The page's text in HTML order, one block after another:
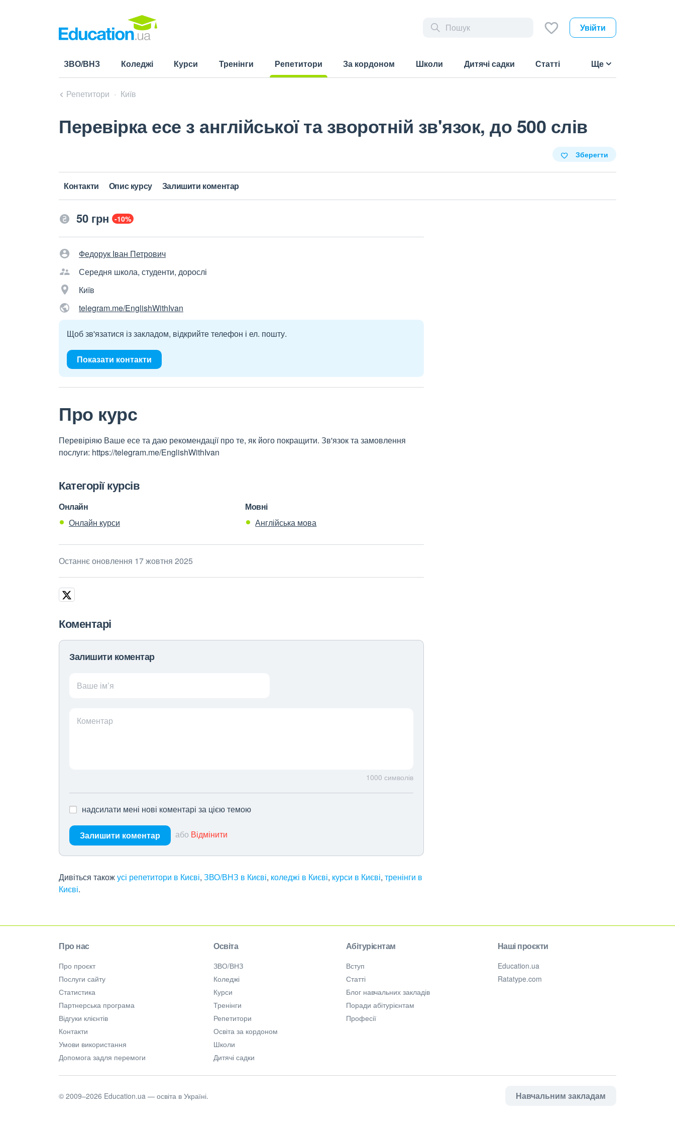
Увійти
ЗВО/ВНЗ Коледжі Курси Тренінги
Репетитори
За кордоном Школи Дитячі садки Статті Ще
Репетитори Київ
Перевірка есе з англійської та зворотній зв'язок, до 500 слів
Зберегти
Контакти Опис курсу Залишити коментар
50 грн -10%
Федорук Іван Петрович
Середня школа, студенти, дорослі
Київ
telegram.me/EnglishWithIvan
Щоб зв'язатися із закладом, відкрийте телефон і ел. пошту.
Показати контакти
Про курс
Перевіріяю Ваше есе та даю рекомендації про те, як його покращити. Зв'язок та замовлення
послуги: https://telegram.me/EnglishWithIvan
Категорії курсів
Онлайн
Онлайн курси
Мовні
Англійська мова
Останнє оновлення 17 жовтня 2025
Коментарі
Залишити коментар
Ваше ім’я
Коментар
1000 символів
надсилати мені нові коментарі за цією темою
Залишити коментар або Відмінити
Дивіться такожусі репетитори в Києві, ЗВО/ВНЗ в Києві, коледжі в Києві, курси в Києві, тренінги в
Києві.
Про нас
Про проєкт
Послуги сайту
Статистика
Партнерська програма
Відгуки клієнтів
Контакти
Умови використання
Допомога задля перемоги
Освіта
ЗВО/ВНЗ
Коледжі
Курси
Тренінги
Репетитори
Освіта за кордоном
Школи
Дитячі садки
Абітурієнтам
Вступ
Статті
Блог навчальних закладів
Поради абітурієнтам
Професії
Наші проєкти
Education.ua
Ratatype.com
Навчальним закладам
© 2009–2026 Education.ua — освіта в Україні.